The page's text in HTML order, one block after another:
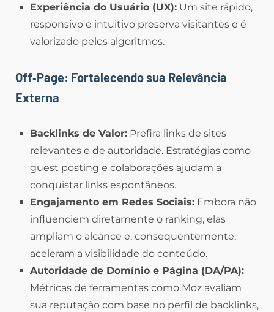
Experiência do Usuário (UX): Um site rápido,
responsivo e intuitivo preserva visitantes e é
valorizado pelos algoritmos.
Off‑Page: Fortalecendo sua Relevância
Externa
Backlinks de Valor: Prefira links de sites
relevantes e de autoridade. Estratégias como
guest posting e colaborações ajudam a
conquistar links espontâneos.
Engajamento em Redes Sociais: Embora não
influenciem diretamente o ranking, elas
ampliam o alcance e, consequentemente,
aceleram a visibilidade do conteúdo.
Autoridade de Domínio e Página (DA/PA):
Métricas de ferramentas como Moz avaliam
sua reputação com base no perfil de backlinks,